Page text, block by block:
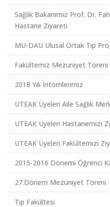
Sağlık Bakanımız Prof. Dr.
Hastane Ziyareti
MU-DAU Ulusal Ortak Tıp
Fakültemiz Mezuniyet Töreni
2018 Yılı İntörnlerimiz
UTEAK Üyeleri Aile Sağlık
UTEAK Üyeleri Hastanemizi
UTEAK Üyeleri Fakültemizi
2015-2016 Dönemi Öğrenci
27.Dönem Mezuniyet Töreni
Tıp Fakültesi